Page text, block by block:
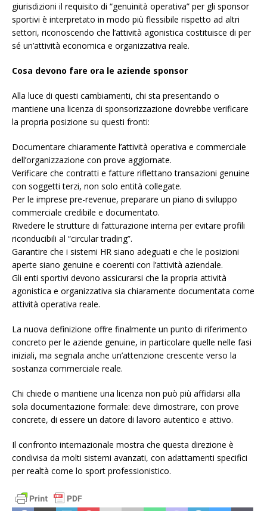
giurisdizioni il requisito di “genuinità operativa” per gli sponsor
sportivi è interpretato in modo più flessibile rispetto ad altri
settori, riconoscendo che l’attività agonistica costituisce di per
sé un’attività economica e organizzativa reale.
Cosa devono fare ora le aziende sponsor
Alla luce di questi cambiamenti, chi sta presentando o
mantiene una licenza di sponsorizzazione dovrebbe verificare
la propria posizione su questi fronti:
Documentare chiaramente l’attività operativa e commerciale
dell’organizzazione con prove aggiornate.
Verificare che contratti e fatture riflettano transazioni genuine
con soggetti terzi, non solo entità collegate.
Per le imprese pre-revenue, preparare un piano di sviluppo
commerciale credibile e documentato.
Rivedere le strutture di fatturazione interna per evitare profili
riconducibili al “circular trading”.
Garantire che i sistemi HR siano adeguati e che le posizioni
aperte siano genuine e coerenti con l’attività aziendale.
Gli enti sportivi devono assicurarsi che la propria attività
agonistica e organizzativa sia chiaramente documentata come
attività operativa reale.
La nuova definizione offre finalmente un punto di riferimento
concreto per le aziende genuine, in particolare quelle nelle fasi
iniziali, ma segnala anche un’attenzione crescente verso la
sostanza commerciale reale.
Chi chiede o mantiene una licenza non può più affidarsi alla
sola documentazione formale: deve dimostrare, con prove
concrete, di essere un datore di lavoro autentico e attivo.
Il confronto internazionale mostra che questa direzione è
condivisa da molti sistemi avanzati, con adattamenti specifici
per realtà come lo sport professionistico.